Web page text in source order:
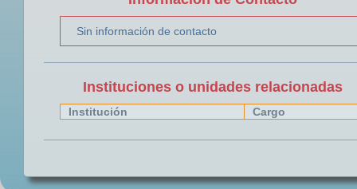
Sin información de contacto
Instituciones o unidades relacionadas
Institución Cargo